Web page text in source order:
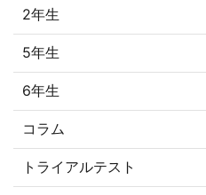
2年生
5年生
6年生
コラム
トライアルテスト